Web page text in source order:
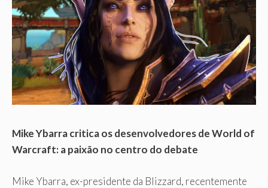
Mike Ybarra critica os desenvolvedores de World of
Warcraft: a paixão no centro do debate
Mike Ybarra, ex-presidente da Blizzard, recentemente